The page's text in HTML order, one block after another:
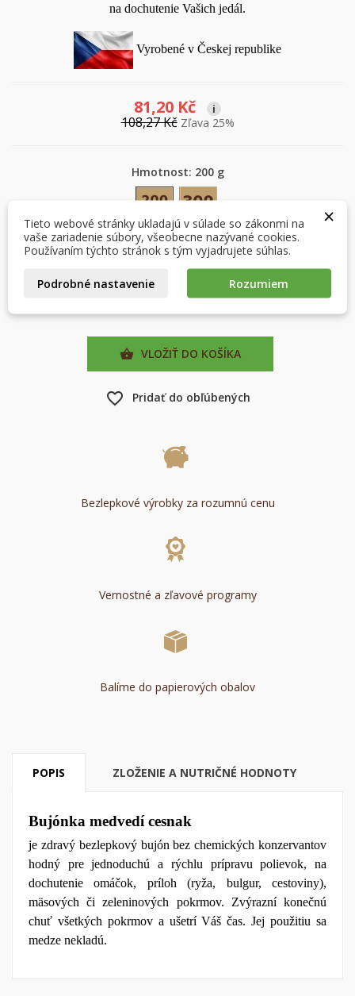
na dochutenie Vašich jedál.
Vyrobené v Českej republike
81,20 Kč i
108,27 Kč Zľava 25%
Hmotnost: 200 g
200 g
Množstvo
 VLOŽIŤ DO KOŠÍKA
favorite_border Pridať do obľúbených
Bezlepkové výrobky za rozumnú cenu
Vernostné a zľavové programy
Balíme do papierových obalov
POPIS ZLOŽENIE A NUTRIČNÉ HODNOTY
Bujónka medvedí cesnak
je zdravý bezlepkový bujón bez chemických konzervantov
hodný pre jednoduchú a rýchlu prípravu polievok, na
dochutenie omáčok, príloh (ryža, bulgur, cestoviny),
mäsových či zeleninových pokrmov. Zvýrazní konečnú
chuť všetkých pokrmov a ušetrí Váš čas. Jej použitiu sa
medze nekladú.
Môj zoznam prianí
add_circle_outline Vytvoriť nový zoznam
Vytvoriť zoznam želaní
Názov zoznamu želaní
Vytvoriť zoznam želaní
Musíte byť prihlásený, aby ste si mohli výrobky uložiť do
svojho zoznamu želaní.
Prihlásiť sa
×
Tieto webové stránky ukladajú v súlade so zákonmi na
vaše zariadenie súbory, všeobecne nazývané cookies.
Používaním týchto stránok s tým vyjadrujete súhlas.
Podrobné nastavenie Rozumiem